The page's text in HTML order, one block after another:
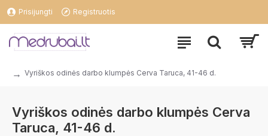
Prisijungti Registruotis
Vyriškos odinės darbo klumpės Cerva Taruca, 41-46 d.
Vyriškos odinės darbo klumpės Cerva
Taruca, 41-46 d.